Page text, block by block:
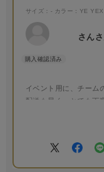
サイズ：- カラー：YE
さん
イベント用に、チーム
配送も早く、とても丁
お花は、華やかと品の